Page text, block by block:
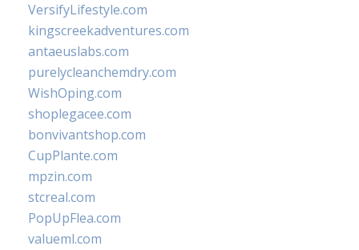
VersifyLifestyle.com
kingscreekadventures.com
antaeuslabs.com
purelycleanchemdry.com
WishOping.com
shoplegacee.com
bonvivantshop.com
CupPlante.com
mpzin.com
stcreal.com
PopUpFlea.com
valueml.com